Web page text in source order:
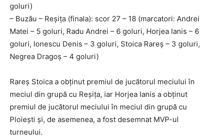
goluri)
– Buzău – Reșița (finala): scor 27 – 18 (marcatori: Andrei
Matei – 5 goluri, Radu Andrei – 6 goluri, Horjea Ianis – 6
goluri, Ionescu Denis – 3 goluri, Stoica Rareș – 3 goluri,
Negrea Dragoș – 4 goluri)
Rareș Stoica a obținut premiul de jucătorul meciului în
meciul din grupă cu Reșița, iar Horjea Ianis a obținut
premiul de jucătorul meciului în meciul din grupă cu
Ploiești și, de asemenea, a fost desemnat MVP-ul
turneului.